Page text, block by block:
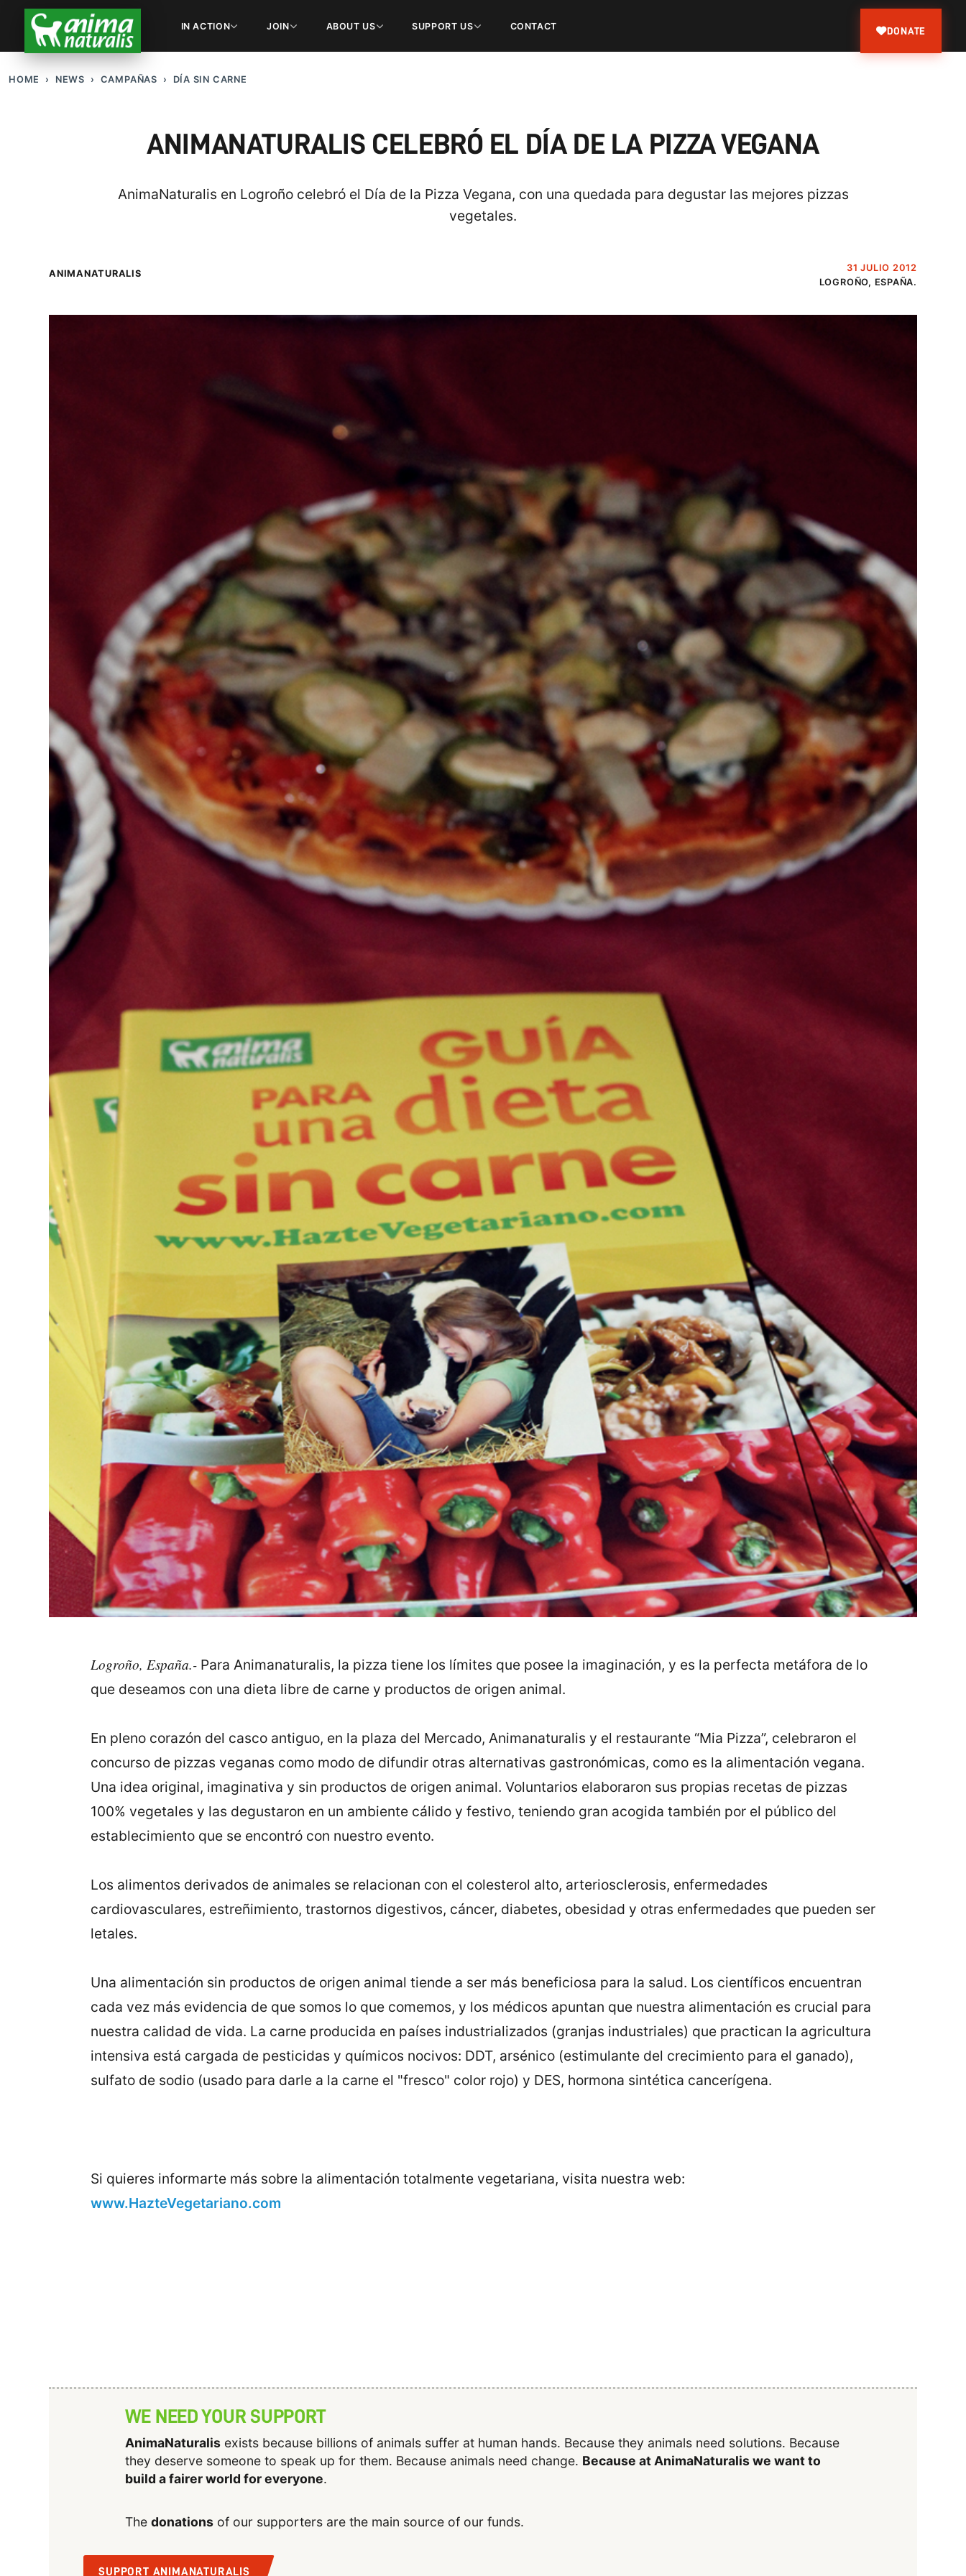
IN ACTION JOIN ABOUT US SUPPORT US CONTACT DONATE
HOME NEWS CAMPAÑAS DÍA SIN CARNE
ANIMANATURALIS CELEBRÓ EL DÍA DE LA PIZZA VEGANA
AnimaNaturalis en Logroño celebró el Día de la Pizza Vegana, con una quedada para degustar las mejores pizzas
vegetales.
ANIMANATURALIS
31 JULIO 2012
LOGROÑO, ESPAÑA.
Logroño, España.-Para Animanaturalis, la pizza tiene los límites que posee la imaginación, y es la perfecta metáfora de lo
que deseamos con una dieta libre de carne y productos de origen animal.
En pleno corazón del casco antiguo, en la plaza del Mercado, Animanaturalis y el restaurante “Mia Pizza”, celebraron el
concurso de pizzas veganas como modo de difundir otras alternativas gastronómicas, como es la alimentación vegana.
Una idea original, imaginativa y sin productos de origen animal. Voluntarios elaboraron sus propias recetas de pizzas
100% vegetales y las degustaron en un ambiente cálido y festivo, teniendo gran acogida también por el público del
establecimiento que se encontró con nuestro evento.
Los alimentos derivados de animales se relacionan con el colesterol alto, arteriosclerosis, enfermedades
cardiovasculares, estreñimiento, trastornos digestivos, cáncer, diabetes, obesidad y otras enfermedades que pueden ser
letales.
Una alimentación sin productos de origen animal tiende a ser más beneficiosa para la salud. Los científicos encuentran
cada vez más evidencia de que somos lo que comemos, y los médicos apuntan que nuestra alimentación es crucial para
nuestra calidad de vida. La carne producida en países industrializados (granjas industriales) que practican la agricultura
intensiva está cargada de pesticidas y químicos nocivos: DDT, arsénico (estimulante del crecimiento para el ganado),
sulfato de sodio (usado para darle a la carne el "fresco" color rojo) y DES, hormona sintética cancerígena.
Si quieres informarte más sobre la alimentación totalmente vegetariana, visita nuestra web:
www.HazteVegetariano.com
WE NEED YOUR SUPPORT
AnimaNaturalisexists because billions of animals suffer at human hands. Because they animals need solutions. Because
they deserve someone to speak up for them. Because animals need change. Because at AnimaNaturalis we want to
build a fairer world for everyone.
The donationsof our supporters are the main source of our funds.
SUPPORT ANIMANATURALIS